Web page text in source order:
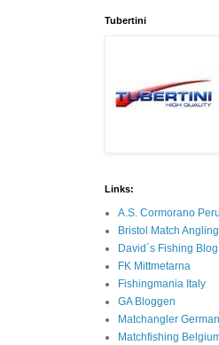
Tubertini
Links:
A.S. Cormorano
Bristol Match
David´s Fishing Blog
FK Mittmetarna
Fishingmania Italy
GA Bloggen
Matchangler
Matchfishing